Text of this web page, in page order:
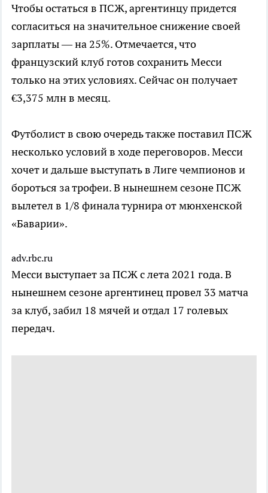
Чтобы остаться в ПСЖ, аргентинцу придется
согласиться на значительное снижение своей
зарплаты — на 25%. Отмечается, что
французский клуб готов сохранить Месси
только на этих условиях. Сейчас он получает
€3,375 млн в месяц.
Футболист в свою очередь также поставил ПСЖ
несколько условий в ходе переговоров. Месси
хочет и дальше выступать в Лиге чемпионов и
бороться за трофеи. В нынешнем сезоне ПСЖ
вылетел в 1/8 финала турнира от мюнхенской
«Баварии».
adv.rbc.ru
Месси выступает за ПСЖ с лета 2021 года. В
нынешнем сезоне аргентинец провел 33 матча
за клуб, забил 18 мячей и отдал 17 голевых
передач.